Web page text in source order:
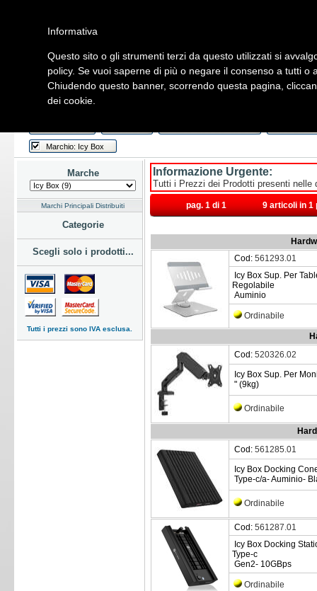
Home Listino Marchi Dati Cliente Servizi Company
Hardware Software Fotografia Telefonia Audio Video
Marchio: Icy Box
Marche
Marchi Principali Distribuiti
Categorie
Scegli solo i prodotti...
Tutti i prezzi sono IVA esclusa.
Informazione Urgente:
Tutti i Prezzi dei Prodotti presenti
pag. 1 di 1 9 articoli in 1
Cod: 561293.01
Icy Box Sup. Per
Regolabile
Auminio
Ordinabile
Cod: 520326.02
Icy Box Sup. Per
" (9kg)
Ordinabile
Cod: 561285.01
Icy Box Docking
Type-c/a- Auminio-
Ordinabile
Cod: 561287.01
Icy Box Docking
Type-c
Gen2- 10GBps
Ordinabile
Informativa
Questo sito o gli strumenti terzi da questo utilizzati si
policy. Se vuoi saperne di più o negare il consenso a tutti o
Chiudendo questo banner, scorrendo questa pagina,
dei cookie.